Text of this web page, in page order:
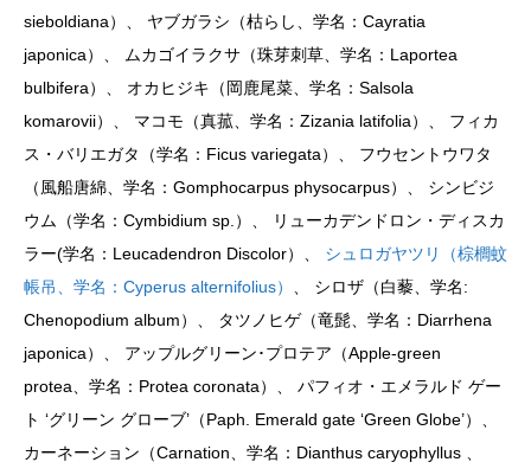
sieboldiana）、 ヤブガラシ（枯らし、学名：Cayratia
japonica）、 ムカゴイラクサ（珠芽刺草、学名：Laportea
bulbifera）、 オカヒジキ（岡鹿尾菜、学名：Salsola
komarovii）、 マコモ（真菰、学名：Zizania latifolia）、 フィカ
ス・バリエガタ（学名：Ficus variegata）、 フウセントウワタ
（風船唐綿、学名：Gomphocarpus physocarpus）、 シンビジ
ウム（学名：Cymbidium sp.）、 リューカデンドロン・ディスカ
ラー(学名：Leucadendron Discolor）、 シュロガヤツリ（棕櫚蚊
帳吊、学名：Cyperus alternifolius） 、 シロザ（白藜、学名:
Chenopodium album）、 タツノヒゲ（竜髭、学名：Diarrhena
japonica）、 アップルグリーン･プロテア（Apple-green
protea、学名：Protea coronata）、 パフィオ・エメラルド ゲー
ト ‘グリーン グローブ’（Paph. Emerald gate ‘Green Globe’）、
カーネーション（Carnation、学名：Dianthus caryophyllus 、